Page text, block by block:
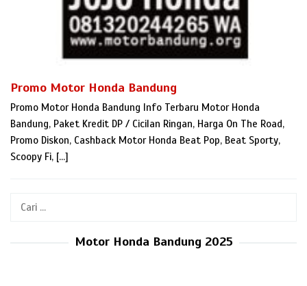
Promo Motor Honda Bandung
Promo Motor Honda Bandung Info Terbaru Motor Honda
Bandung, Paket Kredit DP / Cicilan Ringan, Harga On The Road,
Promo Diskon, Cashback Motor Honda Beat Pop, Beat Sporty,
Scoopy Fi, […]
Cari
Motor Honda Bandung 2025